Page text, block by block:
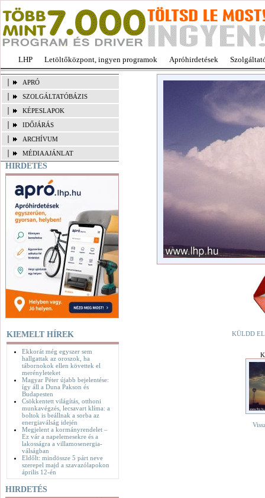
LHP Letöltőközpont, ingyen programok Apróhirdetések
APRÓ
SZOLGÁLTATÓBÁZIS
KÉPESLAPOK
IDŐJÁRÁS
ARCHÍVUM
MÉDIAAJÁNLAT
HIRDETÉS
KIEMELT HÍREK
Ekkorát még egyszer sem
hallgattak az oroszok, ha
tábornokok ellen követtek el
merényleteket
Magyar Péter újabb bejelentése:
így áll a Duna Pakson és
Budapesten
Csökkentett világítás, otthoni
munkavégzés, lecsavart klíma: a
boltok is beállnak a sorba az
energiaválság idején
Megjelent a kormányrendelet –
Ez vár a napelemesekre és a
lakosságra a villamosenergia-
válságban
Eldőlt: mindössze 5 párt neve
szerepel majd a szavazólapokon
április 12-én
HIRDETÉS
KÜLDD